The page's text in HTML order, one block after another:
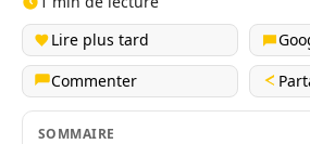
Lire plus tard
Commenter
SOMMAIRE